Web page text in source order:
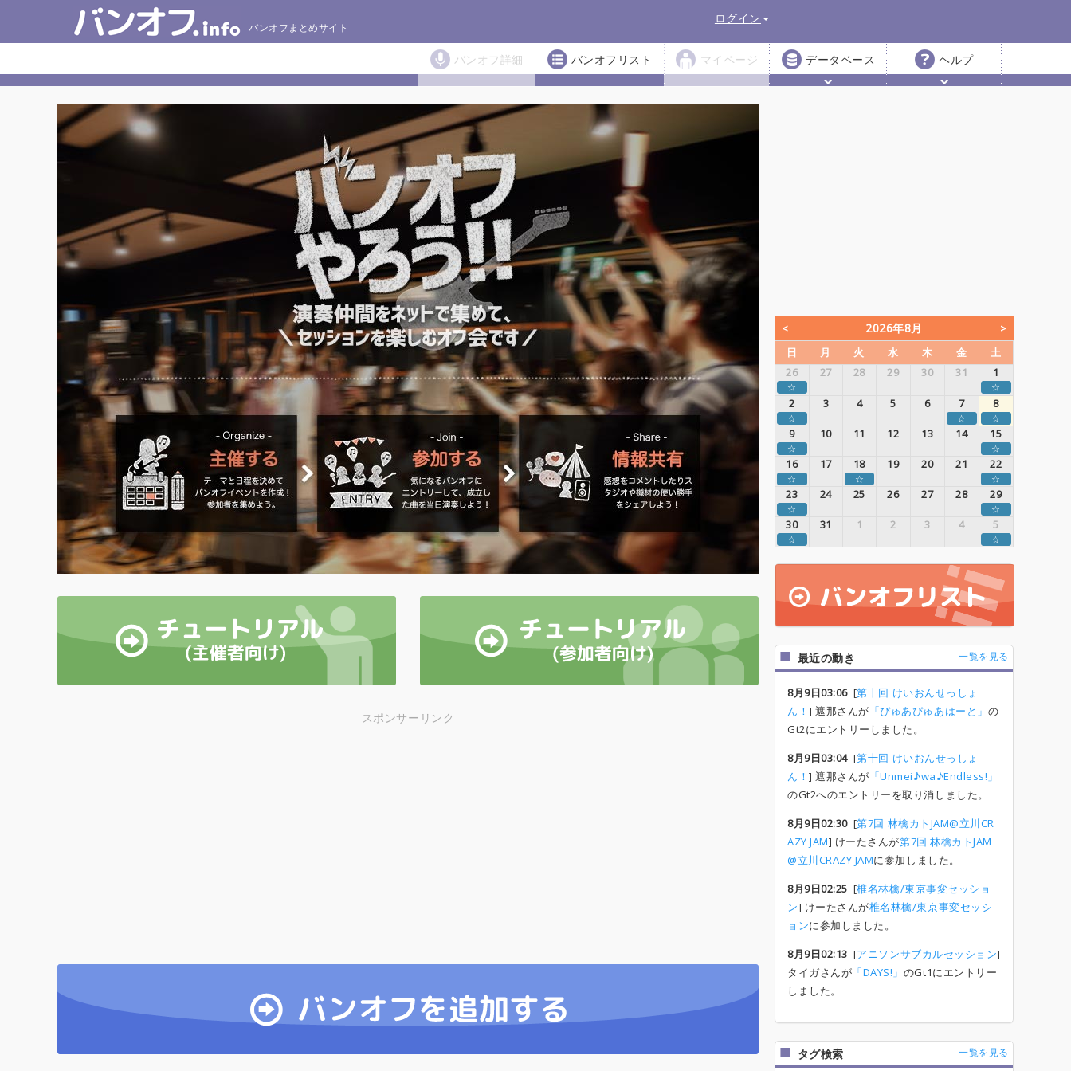
バンオフまとめサイト
ログイン
バンオフ詳細 バンオフリスト マイページ データベース ヘルプ
スポンサーリンク
2026年8月
日 月 火 水 木 金
土
26
27 28 29 30 31 1
☆ ☆
2 3 4 5 6 7 8
☆ ☆ ☆
9 10 11 12 13 14 15
☆ ☆
16 17 18 19 20 21 22
☆ ☆ ☆
23 24 25 26 27 28 29
☆ ☆
30 31 1 2 3 4 5
☆ ☆
最近の動き 一覧を見る
8月9日03:06[第十回 けいおんせっしょ
ん！] 遮那さんが 「ぴゅあぴゅあはーと」 の
Gt2にエントリーしました。
8月9日03:04[第十回 けいおんせっしょ
ん！] 遮那さんが 「Unmei♪wa♪Endless!」
のGt2へのエントリーを取り消しました。
8月9日02:30[第7回 林檎カトJAM@立川CR
AZY JAM] けーたさんが第7回 林檎カトJAM
@立川CRAZY JAMに参加しました。
8月9日02:25 [椎名林檎/東京事変セッショ
ン] けーたさんが椎名林檎/東京事変セッシ
ョンに参加しました。
8月9日02:13 [アニソンサブカルセッション]
タイガさんが 「DAYS!」 のGt1にエントリー
しました。
タグ検索 一覧を見る